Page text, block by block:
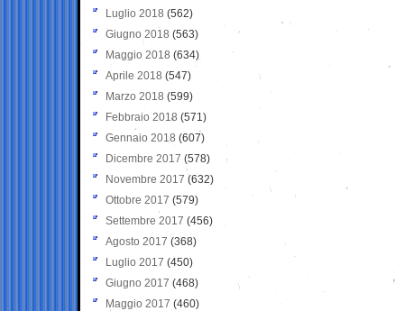
Luglio 2018 (562)
Giugno 2018 (563)
Maggio 2018 (634)
Aprile 2018 (547)
Marzo 2018 (599)
Febbraio 2018 (571)
Gennaio 2018 (607)
Dicembre 2017 (578)
Novembre 2017 (632)
Ottobre 2017 (579)
Settembre 2017 (456)
Agosto 2017 (368)
Luglio 2017 (450)
Giugno 2017 (468)
Maggio 2017 (460)